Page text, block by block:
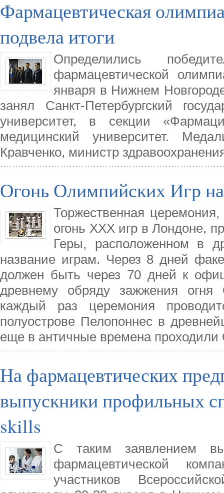
Фармацевтическая
подвела итоги
Определились
фармацевтической
января в Нижнем
занял Санкт-Петербургский
университет, в секции
медицинский университет.
Кравченко, министр
Огонь Олимпийских Игр
Торжественная
огонь XXX игр в Лондоне,
Геры, расположенном в
название играм. Через 8 дней
должен быть через 70 дней к
древнему обряду зажжения
каждый раз церемония
полуострове Пелопоннес в
еще в античные времена
На фармацевтических
выпускники профильных
skills
С таким заявлением
фармацевтической
участников